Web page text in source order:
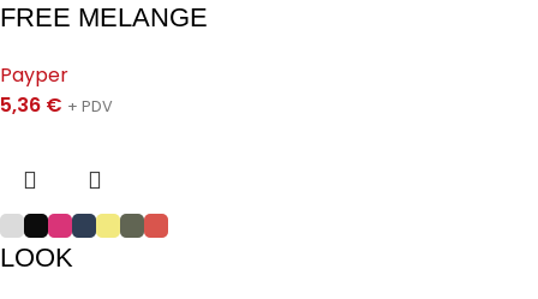
FREE MELANGE
Payper
5,36 € + PDV
LOOK